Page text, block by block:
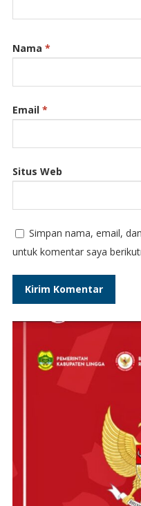
Nama *
Email *
Situs Web
Simpan nama, email,
untuk komentar saya